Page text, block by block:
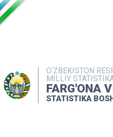
O‘ZBEKISTON
MILLIY
FARG'ONA
STATISTIKA
INTERAKTIV